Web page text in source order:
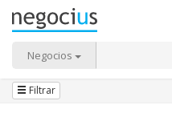
Negocios
Filtrar